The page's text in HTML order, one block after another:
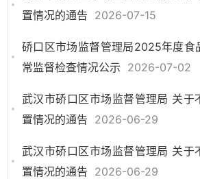
置情况的通告 2026-07-15
硚口区市场监督管理局2025年度食
常监督检查情况公示 2026-07-02
武汉市硚口区市场监督管理局 关于
置情况的通告 2026-06-29
武汉市硚口区市场监督管理局 关于
置情况的通告 2026-06-29